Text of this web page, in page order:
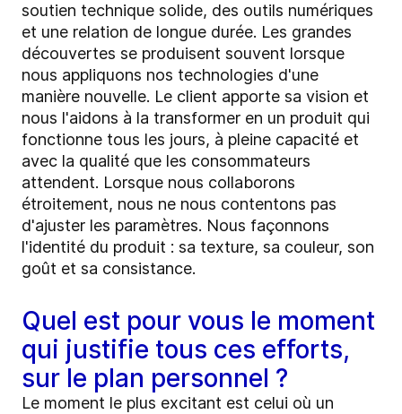
soutien technique solide, des outils numériques
et une relation de longue durée. Les grandes
découvertes se produisent souvent lorsque
nous appliquons nos technologies d'une
manière nouvelle. Le client apporte sa vision et
nous l'aidons à la transformer en un produit qui
fonctionne tous les jours, à pleine capacité et
avec la qualité que les consommateurs
attendent. Lorsque nous collaborons
étroitement, nous ne nous contentons pas
d'ajuster les paramètres. Nous façonnons
l'identité du produit : sa texture, sa couleur, son
goût et sa consistance.
Quel est pour vous le moment
qui justifie tous ces efforts,
sur le plan personnel ?
Le moment le plus excitant est celui où un